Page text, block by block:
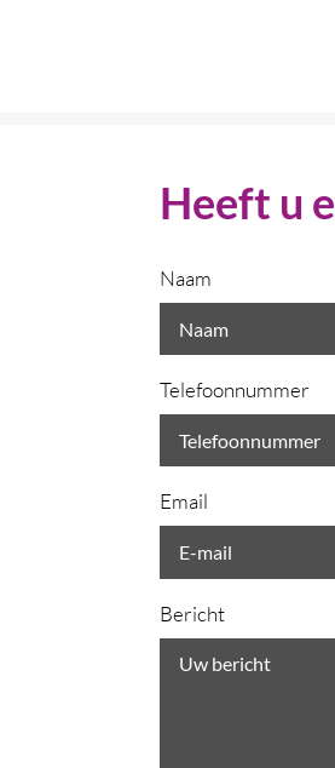
Heeft u
Naam
Telefoonnummer
Email
Bericht